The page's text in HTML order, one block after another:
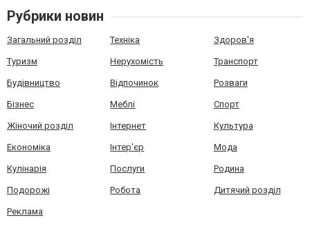
Рубрики новин
Загальний розділ Техніка Здоров'я
Туризм Нерухомість Транспорт
Будівництво Відпочинок Розваги
Бізнес Меблі Спорт
Жіночий розділ Інтернет Культура
Економіка Інтер'єр Мода
Кулінарія Послуги Родина
Подорожі Робота Дитячий розділ
Реклама